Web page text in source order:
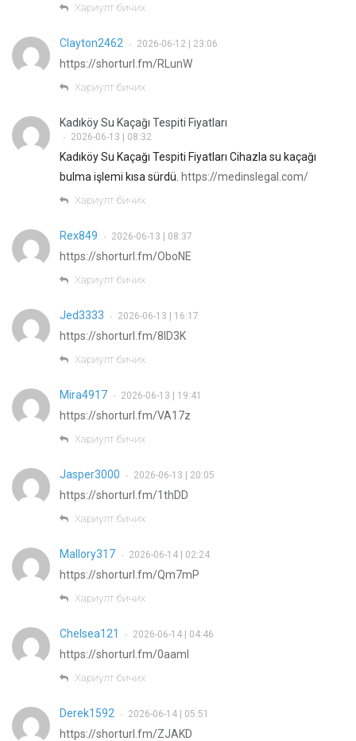
Хариулт бичих
Clayton2462 • 2026-06-12 | 23:06
https://shorturl.fm/RLunW
Хариулт бичих
Kadıköy Su Kaçağı Tespiti Fiyatları
• 2026-06-13 | 08:32
Kadıköy Su Kaçağı Tespiti Fiyatları Cihazla su kaçağı
bulma işlemi kısa sürdü. https://medinslegal.com/
Хариулт бичих
Rex849 • 2026-06-13 | 08:37
https://shorturl.fm/OboNE
Хариулт бичих
Jed3333 • 2026-06-13 | 16:17
https://shorturl.fm/8ID3K
Хариулт бичих
Mira4917 • 2026-06-13 | 19:41
https://shorturl.fm/VA17z
Хариулт бичих
Jasper3000 • 2026-06-13 | 20:05
https://shorturl.fm/1thDD
Хариулт бичих
Mallory317 • 2026-06-14 | 02:24
https://shorturl.fm/Qm7mP
Хариулт бичих
Chelsea121 • 2026-06-14 | 04:46
https://shorturl.fm/0aaml
Хариулт бичих
Derek1592 • 2026-06-14 | 05:51
https://shorturl.fm/ZJAKD